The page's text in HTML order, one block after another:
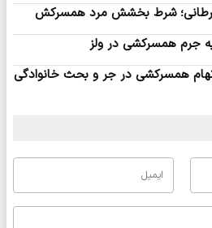
جرم همسرکشی در ولز
همسرکشی در جر و بحث خانوادگی